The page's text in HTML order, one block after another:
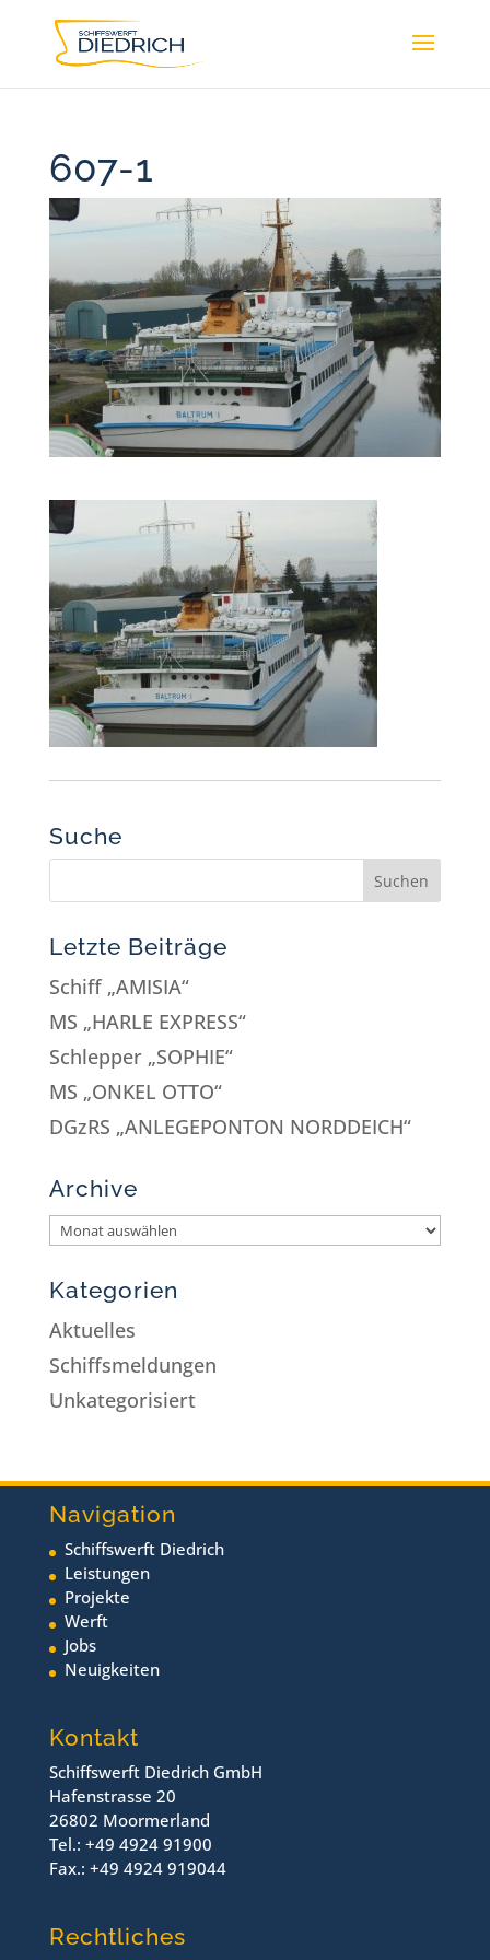
607-1
Suche
Letzte Beiträge
Schiff „AMISIA“
MS „HARLE EXPRESS“
Schlepper „SOPHIE“
MS „ONKEL OTTO“
DGzRS „ANLEGEPONTON NORDDEICH“
Archive
Kategorien
Aktuelles
Schiffsmeldungen
Unkategorisiert
Navigation
Schiffswerft Diedrich
Leistungen
Projekte
Werft
Jobs
Neuigkeiten
Kontakt
Schiffswerft Diedrich GmbH
Hafenstrasse 20
26802 Moormerland
Tel.: +49 4924 91900
Fax.: +49 4924 919044
Rechtliches